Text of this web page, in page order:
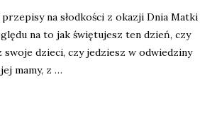
na słodkości z okazji Dnia Matki
na to jak świętujesz ten dzień, czy
swoje dzieci, czy jedziesz w odwiedziny
mamy, z …